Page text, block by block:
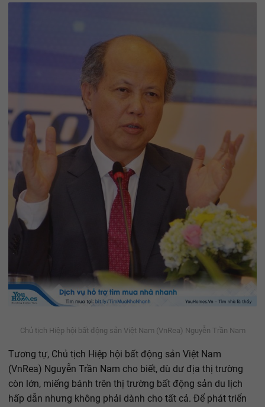
Chủ tịch Hiệp hội bất động sản Việt Nam (VnRea) Nguyễn Trần Nam
Tương tự, Chủ tịch Hiệp hội bất động sản Việt Nam
(VnRea) Nguyễn Trần Nam cho biết, dù dư địa thị trường
còn lớn, miếng bánh trên thị trường bất động sản du lịch
hấp dẫn nhưng không phải dành cho tất cả. Để phát triển